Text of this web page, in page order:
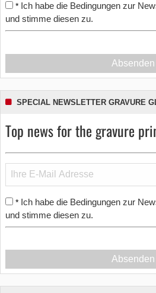
* Ich habe die Bedingungen zur
und stimme diesen zu.
Absenden
SPECIAL NEWSLETTER GRAVURE
Top news for the gravure
* Ich habe die Bedingungen zur
und stimme diesen zu.
Absenden